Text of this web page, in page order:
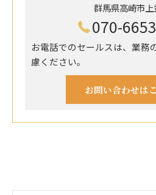
群馬県高崎市
070-
お電話でのセールスは、業務
慮ください。
お問い合わせは